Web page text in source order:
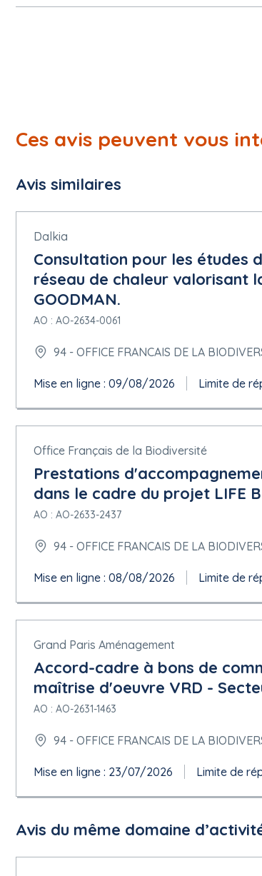
Ces avis peuvent vous
Avis similaires
Dalkia
Consultation pour les études
réseau de chaleur valorisant
GOODMAN.
AO : AO-2634-0061
94 - OFFICE FRANCAIS DE LA
Mise en ligne : 09/08/2026 Limite de
Office Français de la Biodiversité
Prestations
dans le cadre du projet LIFE
AO : AO-2633-2437
94 - OFFICE FRANCAIS DE LA
Mise en ligne : 08/08/2026 Limite de
Grand Paris Aménagement
Accord-cadre à bons de
maîtrise d'oeuvre VRD -
AO : AO-2631-1463
94 - OFFICE FRANCAIS DE LA
Mise en ligne : 23/07/2026 Limite de
Avis du même domaine